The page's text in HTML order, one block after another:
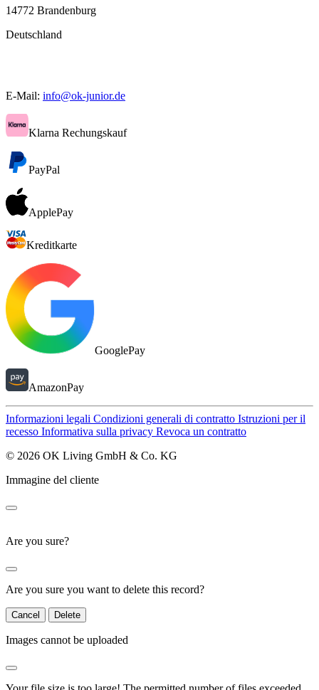
14772 Brandenburg
Deutschland
E-Mail: info@ok-junior.de
Klarna Rechungskauf
PayPal
ApplePay
Kreditkarte
GooglePay
AmazonPay
Informazioni legali Condizioni generali di contratto Istruzioni per il
recesso Informativa sulla privacy Revoca un contratto
© 2026 OK Living GmbH & Co. KG
Immagine del cliente
Are you sure?
Are you sure you want to delete this record?
Cancel Delete
Images cannot be uploaded